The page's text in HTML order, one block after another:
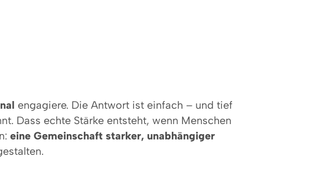
engagiere. Die Antwort ist einfach – und tief
Dass echte Stärke entsteht, wenn Menschen
eine Gemeinschaft starker, unabhängiger